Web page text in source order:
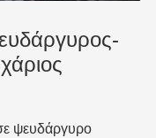
ψευδάργυρο